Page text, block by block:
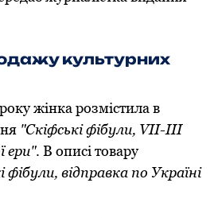
культурних
жінка розмістила в
"Скіфські фібули, VII-III
ери". В описі товару
фібули, відправка пo Україні